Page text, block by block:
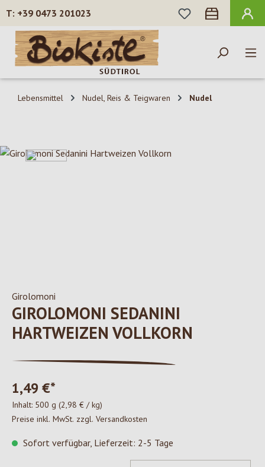
Zum Hauptinhalt springen
+39 0473 201023
DU HAST 0
Lebensmittel Nudel, Reis & Teigwaren Nudel
Bildergalerie überspringen
Girolomoni
GIROLOMONI SEDANINI
HARTWEIZEN VOLLKORN
1,49 €*
Inhalt: 500 g (2,98 € / kg)
Preise inkl. MwSt. zzgl. Versandkosten
Sofort verfügbar, Lieferzeit: 2-5 Tage